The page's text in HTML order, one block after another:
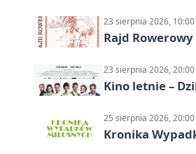
23 sierpnia 2026, 10:00
Rajd
23 sierpnia 2026, 20:00
Kino letnie –
25 sierpnia 2026, 20:00
Kronika